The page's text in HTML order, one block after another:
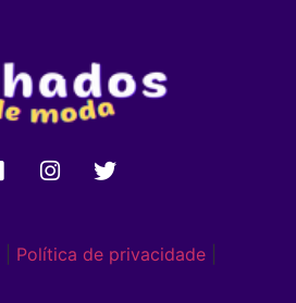
Política de privacidade|